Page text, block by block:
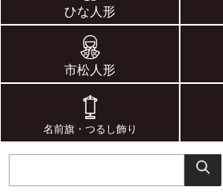
ひな人形
市松人形
名前旗・つるし飾り